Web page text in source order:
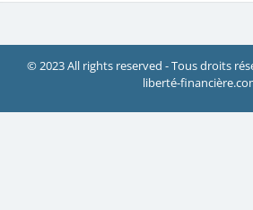
© 2023 All rights reserved - Tous droits
liberté-